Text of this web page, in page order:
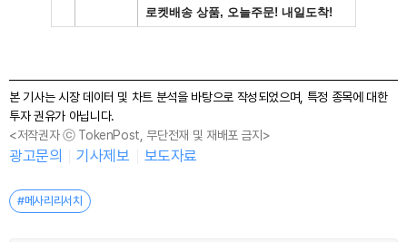
본 기사는 시장 데이터 및 차트 분석을 바탕으로 작성되었으며, 특정 종목에 대한
투자 권유가 아닙니다.
<저작권자 ⓒ TokenPost, 무단전재 및 재배포 금지>
광고문의 기사제보 보도자료
#메사리리서치